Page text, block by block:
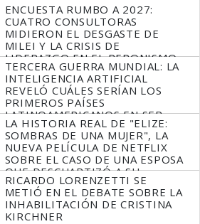
ENCUESTA RUMBO A 2027:
CUATRO CONSULTORAS
MIDIERON EL DESGASTE DE
MILEI Y LA CRISIS DE
LIDERAZGO EN EL PERONISMO
TERCERA GUERRA MUNDIAL: LA
INTELIGENCIA ARTIFICIAL
REVELÓ CUÁLES SERÍAN LOS
PRIMEROS PAÍSES
LATINOAMERICANOS EN SER
DERROTADOS
LA HISTORIA REAL DE "ELIZE:
SOMBRAS DE UNA MUJER", LA
NUEVA PELÍCULA DE NETFLIX
SOBRE EL CASO DE UNA ESPOSA
QUE DESCUARTIZÓ A SU
MARIDO
RICARDO LORENZETTI SE
METIÓ EN EL DEBATE SOBRE LA
INHABILITACIÓN DE CRISTINA
KIRCHNER